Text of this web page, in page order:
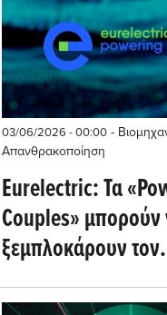
03/06/2026 - 00:00-
Απανθρακοποίηση
Eurelectric: Τα
Couples» μπορούν
ξεμπλοκάρουν τον
εξηλεκτρισμό της